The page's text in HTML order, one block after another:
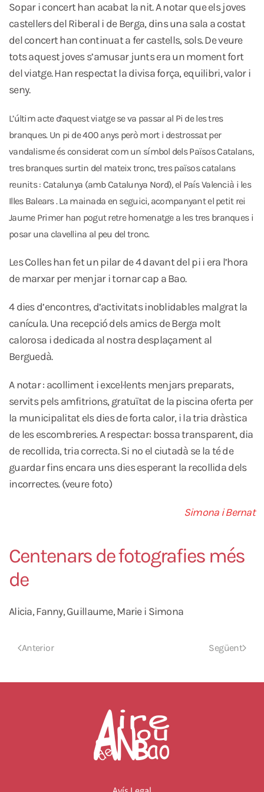
Sopar i concert han acabat la nit. A notar que els joves
castellers del Riberal i de Berga, dins una sala a costat
del concert han continuat a fer castells, sols. De veure
tots aquest joves s’amusar junts era un moment fort
del viatge. Han respectat la divisa força, equilibri, valor i
seny.
L’últim acte d’aquest viatge se va passar al Pi de les tres
branques. Un pi de 400 anys però mort i destrossat per
vandalisme és considerat com un símbol dels Països Catalans,
tres branques surtin del mateix tronc, tres països catalans
reunits : Catalunya (amb Catalunya Nord), el País Valencià i les
Illes Balears . La mainada en seguici, acompanyant el petit rei
Jaume Primer han pogut retre homenatge a les tres branques i
posar una clavellina al peu del tronc.
Les Colles han fet un pilar de 4 davant del pi i era l’hora
de marxar per menjar i tornar cap a Bao.
4 dies d’encontres, d’activitats inoblidables malgrat la
canícula. Una recepció dels amics de Berga molt
calorosa i dedicada al nostra desplaçament al
Berguedà.
A notar : acolliment i excel·lents menjars preparats,
servits pels amfitrions, gratuïtat de la piscina oferta per
la municipalitat els dies de forta calor, i la tria dràstica
de les escombreries. A respectar: bossa transparent, dia
de recollida, tria correcta. Si no el ciutadà se la té de
guardar fins encara uns dies esperant la recollida dels
incorrectes. (veure foto)
Simona i Bernat
Centenars de fotografies més
de
Alicia, Fanny, Guillaume, Marie i Simona
Anterior Següent